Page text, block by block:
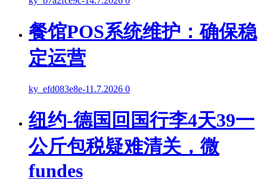
餐馆POS系统维护：确保稳
定运营
ky_efd083e8e-11.7.2026 0
纽约-德国回国行李4天39一
公斤包税疑难清关，微
fundes